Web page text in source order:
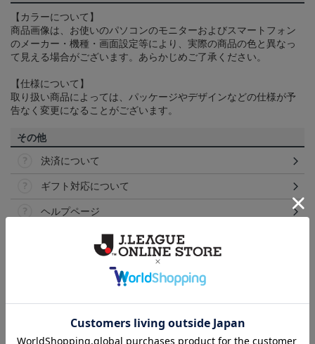
【カラーについて】
商品画像は、お使いのパソコンのモニターおよびスマートフォン
のメーカー・機種・画面設定等により、実際の商品の色と異なっ
て見える場合がございます。あらかじめご了承ください。
【仕様について】
取り扱い商品によっては、パッケージやデザインなどの仕様が予
告なく変更になることがございます。
その他
決済について
ギフト対応について
ヘルプページ
Ｃ大阪
愛するクラブのアパレル・ファッション小物もチェ